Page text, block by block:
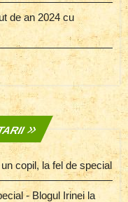
de an 2024 cu
copil, la fel de special
- Blogul Irineila